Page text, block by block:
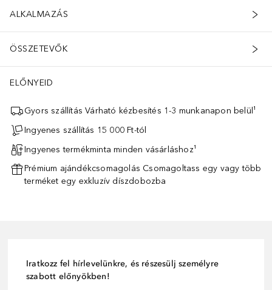
ALKALMAZÁS
ÖSSZETEVŐK
ELŐNYEID
Gyors szállítás Várható kézbesítés 1-3 munkanapon belül¹
Ingyenes szállítás 15 000 Ft-tól
Ingyenes termékminta minden vásárláshoz¹
Prémium ajándékcsomagolás Csomagoltass egy vagy több
terméket egy exkluzív díszdobozba
Iratkozz fel hírlevelünkre, és részesülj személyre
szabott előnyökben!